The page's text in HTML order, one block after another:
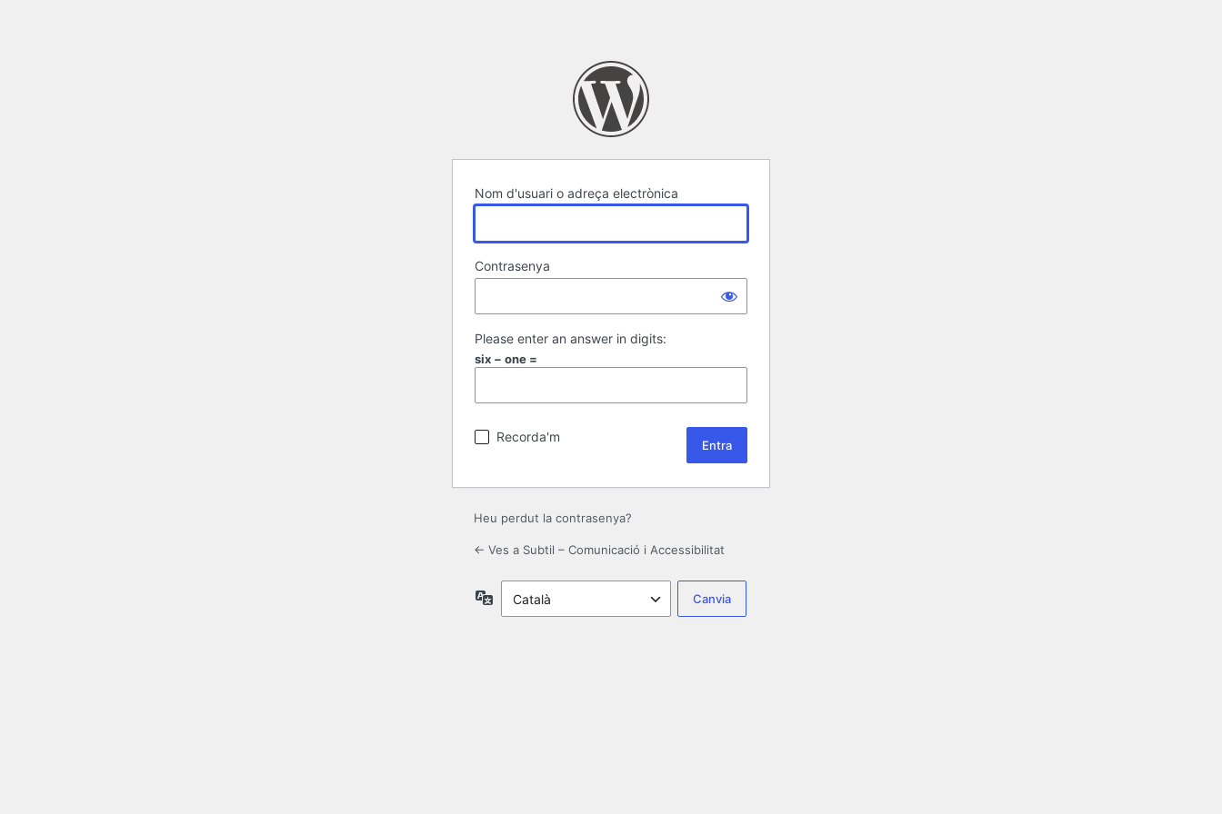
Nom d'usuari o adreça electrònica
Contrasenya
Please enter an answer in digits:
six − one =
Recorda'm
Heu perdut la contrasenya?
← Ves a Subtil – Comunicació i Accessibilitat
Idioma